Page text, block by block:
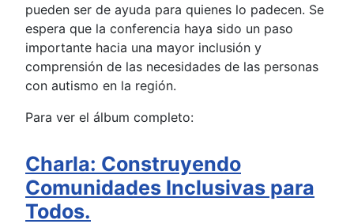
pueden ser de ayuda para quienes lo padecen. Se
espera que la conferencia haya sido un paso
importante hacia una mayor inclusión y
comprensión de las necesidades de las personas
con autismo en la región.
Para ver el álbum completo:
Charla: Construyendo
Comunidades Inclusivas para
Todos.